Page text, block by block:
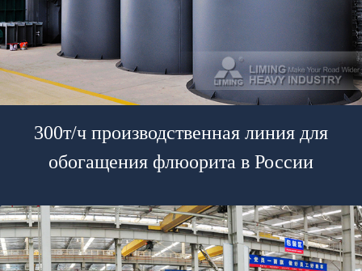
300т/ч производственная линия для
обогащения флюорита в России